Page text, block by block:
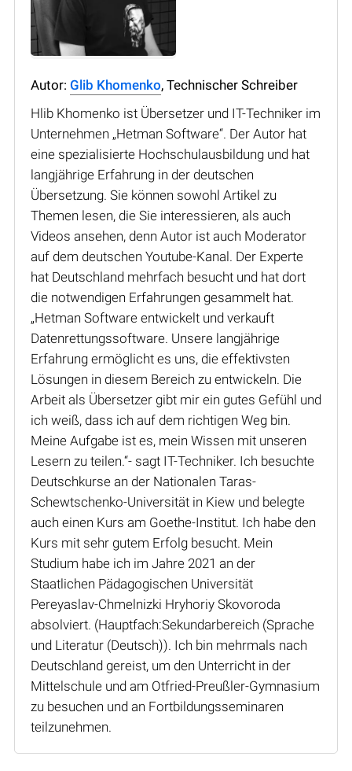
Autor: Glib Khomenko, Technischer Schreiber
Hlib Khomenko ist Übersetzer und IT-Techniker im
Unternehmen „Hetman Software“. Der Autor hat
eine spezialisierte Hochschulausbildung und hat
langjährige Erfahrung in der deutschen
Übersetzung. Sie können sowohl Artikel zu
Themen lesen, die Sie interessieren, als auch
Videos ansehen, denn Autor ist auch Moderator
auf dem deutschen Youtube-Kanal. Der Experte
hat Deutschland mehrfach besucht und hat dort
die notwendigen Erfahrungen gesammelt hat.
„Hetman Software entwickelt und verkauft
Datenrettungssoftware. Unsere langjährige
Erfahrung ermöglicht es uns, die effektivsten
Lösungen in diesem Bereich zu entwickeln. Die
Arbeit als Übersetzer gibt mir ein gutes Gefühl und
ich weiß, dass ich auf dem richtigen Weg bin.
Meine Aufgabe ist es, mein Wissen mit unseren
Lesern zu teilen.“- sagt IT-Techniker. Ich besuchte
Deutschkurse an der Nationalen Taras-
Schewtschenko-Universität in Kiew und belegte
auch einen Kurs am Goethe-Institut. Ich habe den
Kurs mit sehr gutem Erfolg besucht. Mein
Studium habe ich im Jahre 2021 an der
Staatlichen Pädagogischen Universität
Pereyaslav-Chmelnizki Hryhoriy Skovoroda
absolviert. (Hauptfach:Sekundarbereich (Sprache
und Literatur (Deutsch)). Ich bin mehrmals nach
Deutschland gereist, um den Unterricht in der
Mittelschule und am Otfried-Preußler-Gymnasium
zu besuchen und an Fortbildungsseminaren
teilzunehmen.